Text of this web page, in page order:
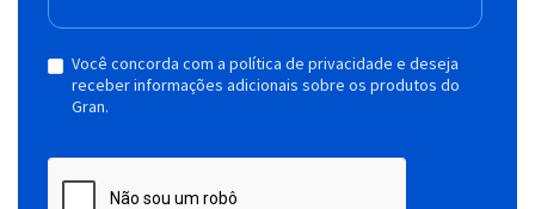
Você concorda com a política de privacidade e deseja
receber informações adicionais sobre os produtos do
Gran.